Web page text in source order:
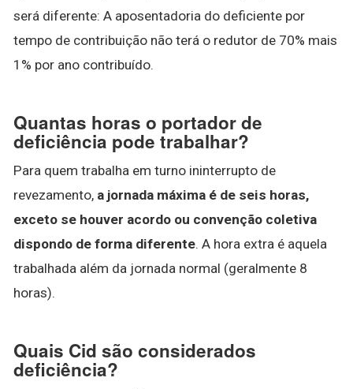
será diferente: A aposentadoria do deficiente por
tempo de contribuição não terá o redutor de 70% mais
1% por ano contribuído.
Quantas horas o portador de
deficiência pode trabalhar?
Para quem trabalha em turno ininterrupto de
revezamento, a jornada máxima é de seis horas,
exceto se houver acordo ou convenção coletiva
dispondo de forma diferente. A hora extra é aquela
trabalhada além da jornada normal (geralmente 8
horas).
Quais Cid são considerados
deficiência?